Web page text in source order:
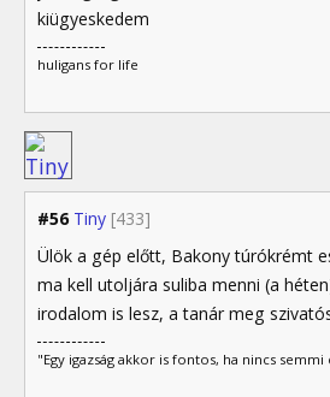
kiügyeskedem
huligans for life
#56 Tiny [433]
Ülök a gép előtt, Bakony túrókrémt
ma kell utoljára suliba menni (a
irodalom is lesz, a tanár meg
"Egy igazság akkor is fontos, ha nincs